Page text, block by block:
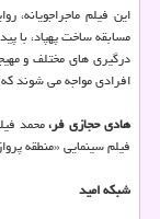
این فیلم
مسابقه ساخت پهپاد، با
درگیری های مختلف و
افرادی مواجه می شوند
هادی حجازی فر،محمد
فیلم سینمایی «منطقه
شبکه امید